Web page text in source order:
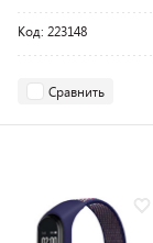
Код: 223148
Сравнить